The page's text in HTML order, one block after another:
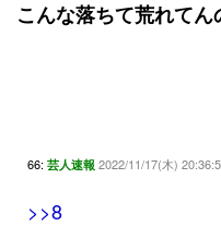
こんな落ちて荒れて
66: 芸人速報 2022/11/17(木)
>>8